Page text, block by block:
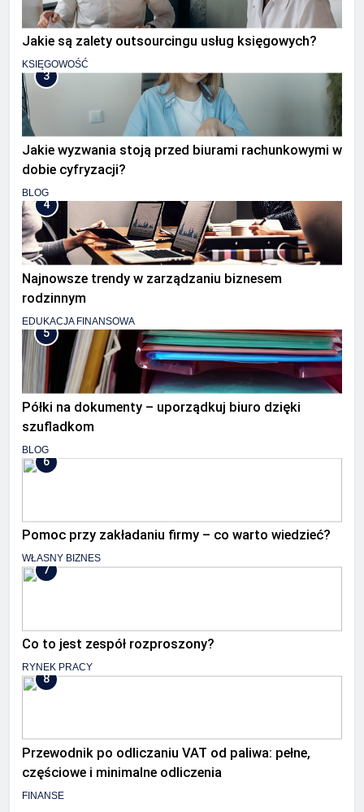
Jakie są zalety outsourcingu usług księgowych?
KSIĘGOWOŚĆ
3
Jakie wyzwania stoją przed biurami rachunkowymi w
dobie cyfryzacji?
BLOG
4
Najnowsze trendy w zarządzaniu biznesem
rodzinnym
EDUKACJA FINANSOWA
5
Półki na dokumenty – uporządkuj biuro dzięki
szufladkom
BLOG
6
Pomoc przy zakładaniu firmy – co warto wiedzieć?
WŁASNY BIZNES
7
Co to jest zespół rozproszony?
RYNEK PRACY
8
Przewodnik po odliczaniu VAT od paliwa: pełne,
częściowe i minimalne odliczenia
FINANSE